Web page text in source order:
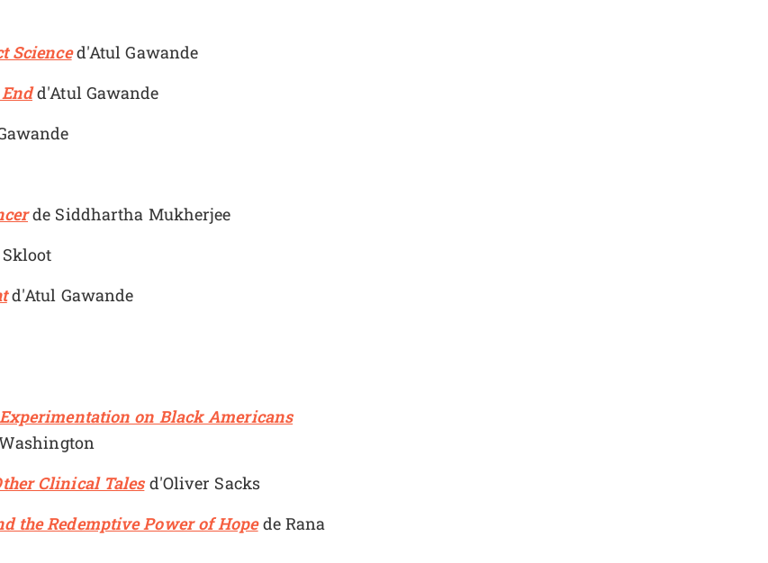
Scienced'Atul Gawande
d'Atul Gawande
de Siddhartha Mukherjee
d'Atul Gawande
on Black Americans
Clinical Talesd'Oliver Sacks
the Redemptive Power of Hopede Rana